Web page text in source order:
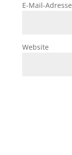
E-Mail-Adresse
Website